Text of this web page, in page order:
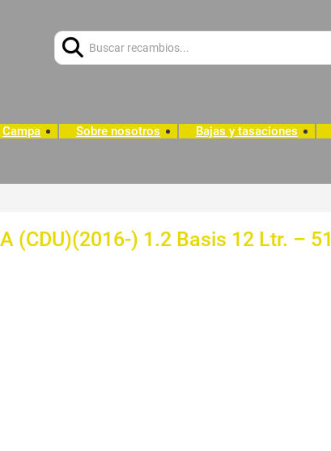
Campa Sobre nosotros Bajas y tasaciones
(CDU)(2016-) 1.2 Basis 12 Ltr. – 51